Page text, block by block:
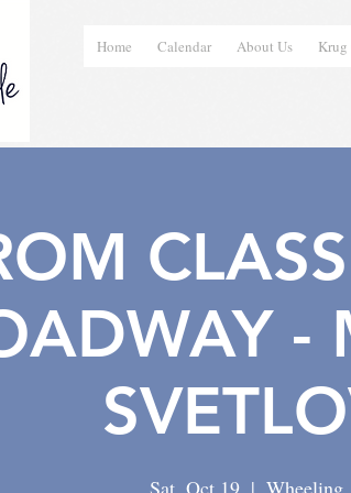
Home Calendar About Us Krug
-
Sat, Oct 19
  |
Wheeling